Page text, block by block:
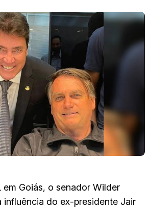
em Goiás, o senador Wilder
influência do ex-presidente Jair